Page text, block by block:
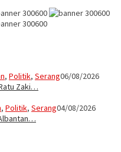
, Politik, Serang06/08/2026
Zaki…
, Politik, Serang04/08/2026